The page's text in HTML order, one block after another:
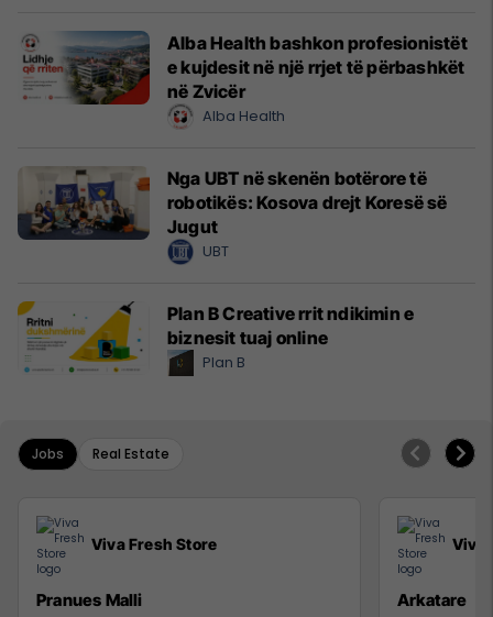
Alba Health bashkon profesionistët
e kujdesit në një rrjet të përbashkët
në Zvicër
Alba Health
Nga UBT në skenën botërore të
robotikës: Kosova drejt Koresë së
Jugut
UBT
Plan B Creative rrit ndikimin e
biznesit tuaj online
Plan B
Jobs Real Estate
Viva Fresh Store
Pranues Malli
Viva
Arkatare